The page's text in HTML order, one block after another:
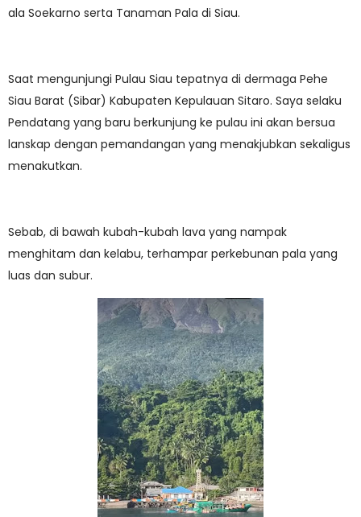
ala Soekarno serta Tanaman Pala di Siau.
Saat mengunjungi Pulau Siau tepatnya di dermaga Pehe
Siau Barat (Sibar) Kabupaten Kepulauan Sitaro. Saya selaku
Pendatang yang baru berkunjung ke pulau ini akan bersua
lanskap dengan pemandangan yang menakjubkan sekaligus
menakutkan.
Sebab, di bawah kubah-kubah lava yang nampak
menghitam dan kelabu, terhampar perkebunan pala yang
luas dan subur.